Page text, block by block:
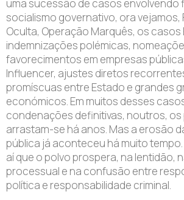
uma sucessão de casos envolvendo
socialismo governativo, ora vejamos,
Oculta, Operação Marquês, os casos
indemnizações polémicas,
favorecimentos em empresas
Influencer, ajustes diretos
promíscuas entre Estado e grandes
económicos. Em muitos desses
condenações definitivas, noutros,
arrastam-se há anos. Mas a erosão
pública já aconteceu há muito
aí que o polvo prospera, na lentidão,
processual e na confusão entre
política e responsabilidade criminal.